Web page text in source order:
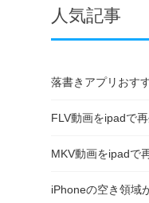
人気記事
落書きアプリおす
FLV動画をipadで
MKV動画をipadで
iPhoneの空き領域